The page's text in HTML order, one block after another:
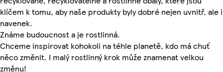
klíčem k tomu, aby naše produkty byly dobré nejen uvnitř, ale i
navenek.
Známe budoucnost a je rostlinná.
Chceme inspirovat kohokoli na téhle planetě, kdo má chuť
něco změnit. I malý rostlinný krok může znamenat velkou
změnu!